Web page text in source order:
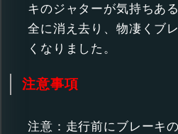
キのジャターが気持ちあ
全に消え去り、物凄くブ
くなりました。
注意事項
注意：走行前にブレーキ